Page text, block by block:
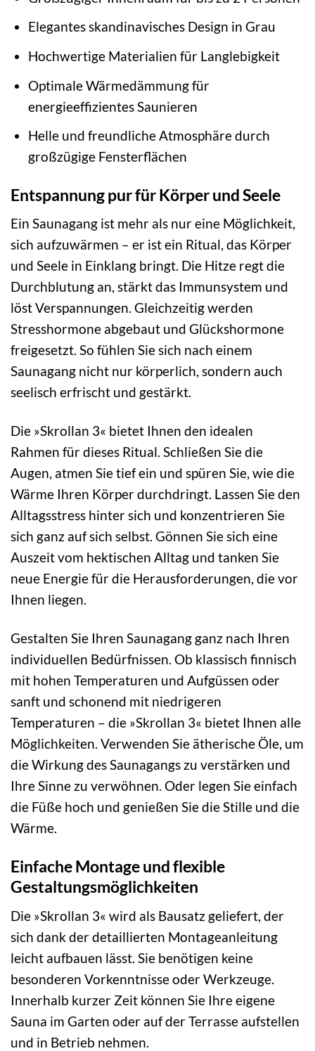
Elegantes skandinavisches Design in Grau
Hochwertige Materialien für Langlebigkeit
Optimale Wärmedämmung für
energieeffizientes Saunieren
Helle und freundliche Atmosphäre durch
großzügige Fensterflächen
Entspannung pur für Körper und Seele
Ein Saunagang ist mehr als nur eine Möglichkeit,
sich aufzuwärmen – er ist ein Ritual, das Körper
und Seele in Einklang bringt. Die Hitze regt die
Durchblutung an, stärkt das Immunsystem und
löst Verspannungen. Gleichzeitig werden
Stresshormone abgebaut und Glückshormone
freigesetzt. So fühlen Sie sich nach einem
Saunagang nicht nur körperlich, sondern auch
seelisch erfrischt und gestärkt.
Die »Skrollan 3« bietet Ihnen den idealen
Rahmen für dieses Ritual. Schließen Sie die
Augen, atmen Sie tief ein und spüren Sie, wie die
Wärme Ihren Körper durchdringt. Lassen Sie den
Alltagsstress hinter sich und konzentrieren Sie
sich ganz auf sich selbst. Gönnen Sie sich eine
Auszeit vom hektischen Alltag und tanken Sie
neue Energie für die Herausforderungen, die vor
Ihnen liegen.
Gestalten Sie Ihren Saunagang ganz nach Ihren
individuellen Bedürfnissen. Ob klassisch finnisch
mit hohen Temperaturen und Aufgüssen oder
sanft und schonend mit niedrigeren
Temperaturen – die »Skrollan 3« bietet Ihnen alle
Möglichkeiten. Verwenden Sie ätherische Öle, um
die Wirkung des Saunagangs zu verstärken und
Ihre Sinne zu verwöhnen. Oder legen Sie einfach
die Füße hoch und genießen Sie die Stille und die
Wärme.
Einfache Montage und flexible
Gestaltungsmöglichkeiten
Die »Skrollan 3« wird als Bausatz geliefert, der
sich dank der detaillierten Montageanleitung
leicht aufbauen lässt. Sie benötigen keine
besonderen Vorkenntnisse oder Werkzeuge.
Innerhalb kurzer Zeit können Sie Ihre eigene
Sauna im Garten oder auf der Terrasse aufstellen
und in Betrieb nehmen.